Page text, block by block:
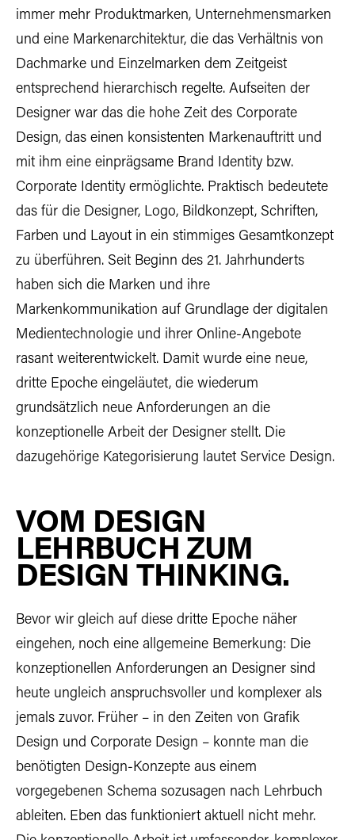
immer mehr Produktmarken, Unternehmensmarken
und eine Markenarchitektur, die das Verhältnis von
Dachmarke und Einzelmarken dem Zeitgeist
entsprechend hierarchisch regelte. Aufseiten der
Designer war das die hohe Zeit des Corporate
Design, das einen konsistenten Markenauftritt und
mit ihm eine einprägsame Brand Identity bzw.
Corporate Identity ermöglichte. Praktisch bedeutete
das für die Designer, Logo, Bildkonzept, Schriften,
Farben und Layout in ein stimmiges Gesamtkonzept
zu überführen. Seit Beginn des 21. Jahrhunderts
haben sich die Marken und ihre
Markenkommunikation auf Grundlage der digitalen
Medientechnologie und ihrer Online-Angebote
rasant weiterentwickelt. Damit wurde eine neue,
dritte Epoche eingeläutet, die wiederum
grundsätzlich neue Anforderungen an die
konzeptionelle Arbeit der Designer stellt. Die
dazugehörige Kategorisierung lautet Service Design.
VOM DESIGN
LEHRBUCH ZUM
DESIGN THINKING.
Bevor wir gleich auf diese dritte Epoche näher
eingehen, noch eine allgemeine Bemerkung: Die
konzeptionellen Anforderungen an Designer sind
heute ungleich anspruchsvoller und komplexer als
jemals zuvor. Früher – in den Zeiten von Grafik
Design und Corporate Design – konnte man die
benötigten Design-Konzepte aus einem
vorgegebenen Schema sozusagen nach Lehrbuch
ableiten. Eben das funktioniert aktuell nicht mehr.